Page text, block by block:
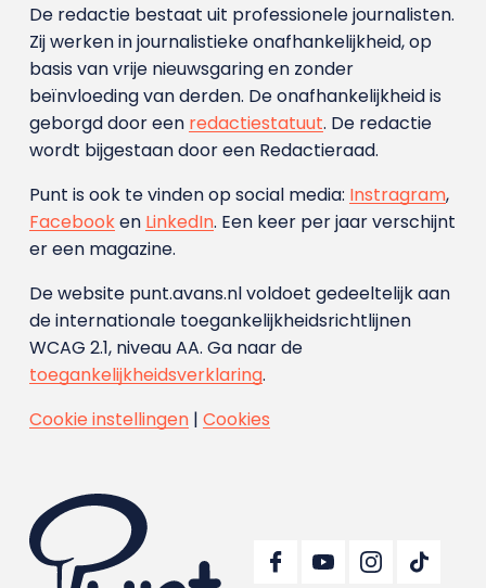
De redactie bestaat uit professionele journalisten.
Zij werken in journalistieke onafhankelijkheid, op
basis van vrije nieuwsgaring en zonder
beïnvloeding van derden. De onafhankelijkheid is
geborgd door een redactiestatuut. De redactie
wordt bijgestaan door een Redactieraad.
Punt is ook te vinden op social media: Instragram,
Facebooken LinkedIn. Een keer per jaar verschijnt
er een magazine.
De website punt.avans.nl voldoet gedeeltelijk aan
de internationale toegankelijkheidsrichtlijnen
WCAG 2.1, niveau AA. Ga naar de
toegankelijkheidsverklaring.
Cookie instellingen| Cookies